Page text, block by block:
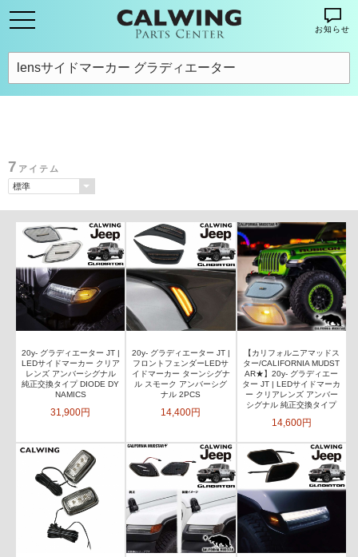
お知らせ
7 アイテム
20y- グラディエーター JT |
LEDサイドマーカー クリア
レンズ アンバーシグナル
純正交換タイプ DIODE DY
NAMICS
31,900円
20y- グラディエーター JT |
フロントフェンダーLEDサ
イドマーカー ターンシグナ
ル スモーク アンバーシグ
ナル 2PCS
14,400円
【カリフォルニアマッドス
ター/CALIFORNIA MUDST
AR★】20y- グラディエー
ター JT | LEDサイドマーカ
ー クリアレンズ アンバー
シグナル 純正交換タイプ
14,600円